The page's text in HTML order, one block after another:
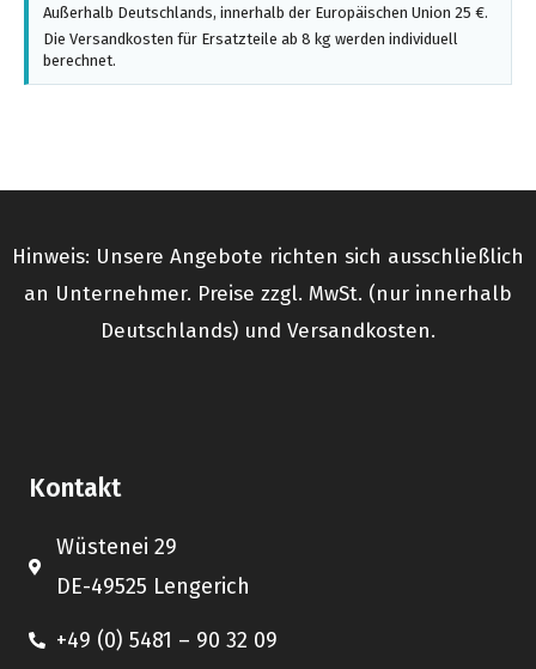
Außerhalb Deutschlands, innerhalb der Europäischen Union 25 €.
Die Versandkosten für Ersatzteile ab 8 kg werden individuell
berechnet.
Hinweis: Unsere Angebote richten sich ausschließlich
an Unternehmer. Preise zzgl. MwSt. (nur innerhalb
Deutschlands) und Versandkosten.
Kontakt
Wüstenei 29
DE-49525 Lengerich
+49 (0) 5481 – 90 32 09